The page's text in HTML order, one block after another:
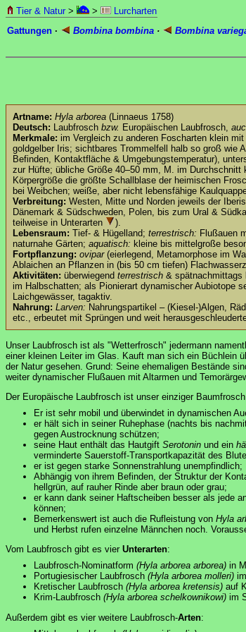
Tier & Natur> >
Lurcharten
Gattungen · Bombina bombina · Bombina
Artname: Hyla arborea (Linnaeus 1758)
Deutsch: Laubfrosch bzw. Europäischen Laubfrosch,
Merkmale: im Vergleich zu anderen Foscharten klein
goldgelber Iris; sichtbares Trommelfell halb so groß wie
Befinden, Kontaktfläche & Umgebungstemperatur),
zur Hüfte; übliche Größe 40–50 mm, M. im Durchschnitt
Körpergröße die größte Schallblase der heimischen
bei Weibchen; weiße, aber nicht lebensfähige
Verbreitung: Westen, Mitte und Norden jeweils der
Dänemark & Südschweden, Polen, bis zum Ural &
teilweise in Unterarten
).
Lebensraum: Tief- & Hügelland; terrestrisch: Flußauen
naturnahe Gärten; aquatisch: kleine bis mittelgroße
Fortpflanzung: ovipar(eierlegend, Metamorphose im
Ablaichen an Pflanzen in (bis 50 cm tiefen)
Aktivitäten: überwiegend terrestrisch & spätnachmittags
im Halbschatten; als Pionierart dynamischer Aubiotope
Laichgewässer, tagaktiv.
Nahrung: Larven: Nahrungspartikel – (Kiesel-)Algen,
etc., erbeutet mit Sprüngen und weit
Unser Laubfrosch ist als "Wetterfrosch" jedermann
einer kleinen Leiter im Glas. Kauft man sich ein Büchlein
der Natur gesehen. Grund: Seine ehemaligen Bestände
weiter dynamischer Flußauen mit Altarmen und
Der Europäische Laubfrosch ist unser einziger
Er ist sehr mobil und überwindet in dynamischen
er hält sich in seiner Ruhephase (nachts bis
gegen Austrocknung schützen;
seine Haut enthält das Hautgift Serotonin und ein
verminderte Sauerstoff-Transportkapazität des
er ist gegen starke Sonnenstrahlung unempfindlich;
Abhängig von ihrem Befinden, der Struktur der
hellgrün, auf rauher Rinde aber braun oder grau;
er kann dank seiner Haftscheiben besser als jede
können;
Bemerkenswert ist auch die Rufleistung von Hyla
und Herbst rufen einzelne Männchen noch.
Vom Laubfrosch gibt es vier Unterarten:
Laubfrosch-Nominatform (Hyla arborea arborea) in
Portugiesischer Laubfrosch (Hyla arborea molleri)
Kretischer Laubfrosch (Hyla arborea kretensis) auf
Krim-Laubfrosch (Hyla arborea schelkownikowi) im
Außerdem gibt es vier weitere Laubfrosch-Arten: